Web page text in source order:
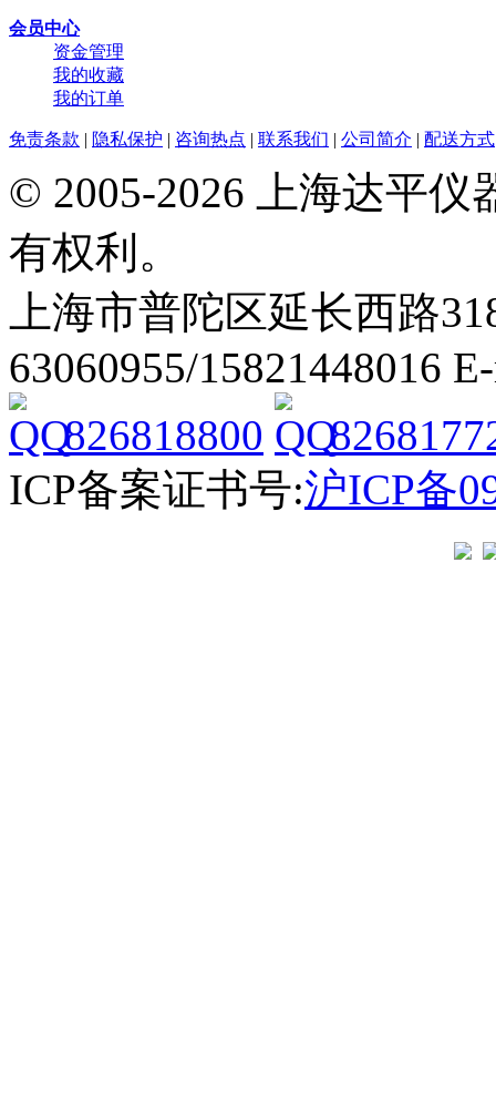
会员中心
资金管理
我的收藏
我的订单
免责条款 | 隐私保护 | 咨询热点 | 联系我们 | 公司简介 | 配送方式
© 2005-2026 上海达平
有权利。
上海市普陀区延长西路
63060955/15821448016
826818800
ICP备案证书号:沪ICP备